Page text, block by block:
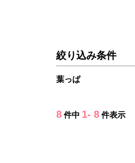
絞り込み条件
葉っぱ
8 件中 1- 8 件表示